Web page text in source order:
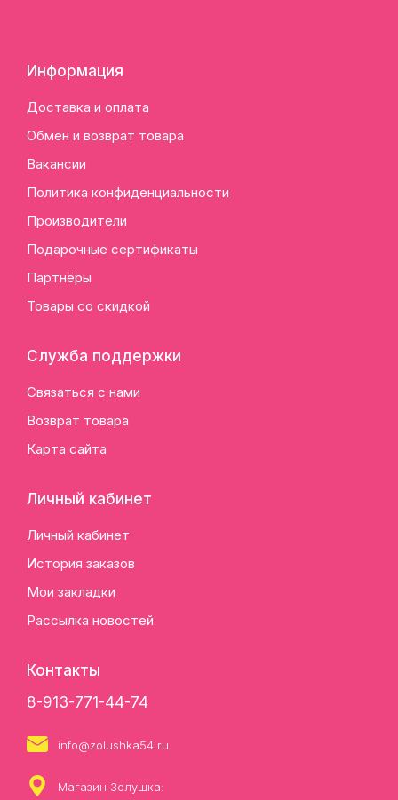
Информация
Доставка и оплата
Обмен и возврат товара
Вакансии
Политика конфиденциальности
Производители
Подарочные сертификаты
Партнёры
Товары со скидкой
Служба поддержки
Связаться с нами
Возврат товара
Карта сайта
Личный кабинет
Личный кабинет
История заказов
Мои закладки
Рассылка новостей
Контакты
8-913-771-44-74
info@zolushka54.ru
Магазин Золушка: